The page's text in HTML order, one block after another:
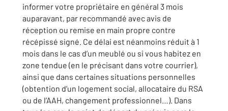
informer votre propriétaire en général 3 mois
auparavant, par recommandé avec avis de
réception ou remise en main propre contre
récépissé signé. Ce délai est néanmoins réduit à 1
mois dans le cas d’un meublé ou si vous habitez en
zone tendue (en le précisant dans votre courrier),
ainsi que dans certaines situations personnelles
(obtention d’un logement social, allocataire du RSA
ou de l’AAH, changement professionnel…). Dans